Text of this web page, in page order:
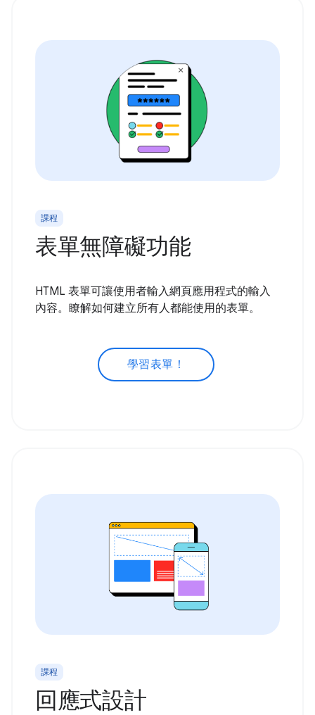
課程
表單無障礙功能
HTML 表單可讓使用者輸入網頁應用程式的輸入
內容。瞭解如何建立所有人都能使用的表單。
學習表單！
課程
回應式設計